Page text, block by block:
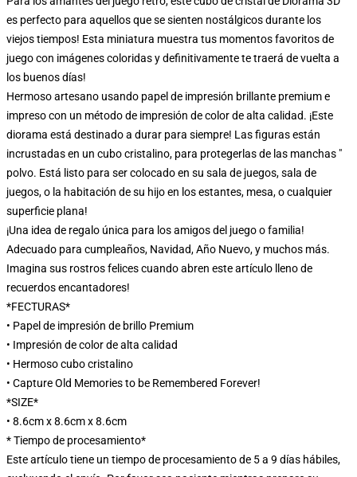
es perfecto para aquellos que se sienten nostálgicos durante los
viejos tiempos! Esta miniatura muestra tus momentos favoritos de
juego con imágenes coloridas y definitivamente te traerá de vuelta a
los buenos días!
Hermoso artesano usando papel de impresión brillante premium e
impreso con un método de impresión de color de alta calidad. ¡Este
diorama está destinado a durar para siempre! Las figuras están
incrustadas en un cubo cristalino, para protegerlas de las manchas "
polvo. Está listo para ser colocado en su sala de juegos, sala de
juegos, o la habitación de su hijo en los estantes, mesa, o cualquier
superficie plana!
¡Una idea de regalo única para los amigos del juego o familia!
Adecuado para cumpleaños, Navidad, Año Nuevo, y muchos más.
Imagina sus rostros felices cuando abren este artículo lleno de
recuerdos encantadores!
*FECTURAS*
• Papel de impresión de brillo Premium
• Impresión de color de alta calidad
• Hermoso cubo cristalino
• Capture Old Memories to be Remembered Forever!
*SIZE*
• 8.6cm x 8.6cm x 8.6cm
* Tiempo de procesamiento*
Este artículo tiene un tiempo de procesamiento de 5 a 9 días hábiles,